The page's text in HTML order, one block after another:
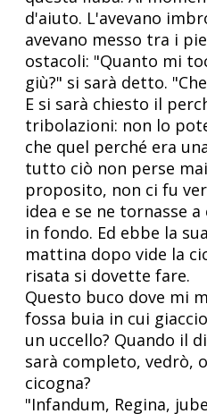
d'aiuto. L'avevano
avevano messo tra i
ostacoli: "Quanto mi
giù?" si sarà detto.
E si sarà chiesto il
tribolazioni: non lo
che quel perché era
tutto ciò non perse
proposito, non ci fu
idea e se ne tornasse
in fondo. Ed ebbe la
mattina dopo vide la
risata si dovette fare.
Questo buco dove mi
fossa buia in cui
un uccello? Quando il
sarà completo, vedrò,
cicogna?
"Infandum, Regina,